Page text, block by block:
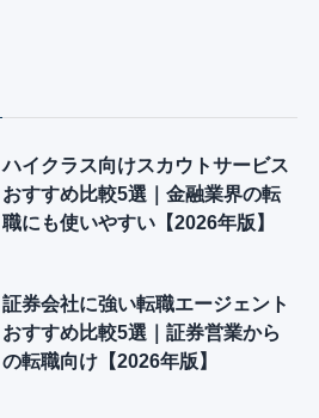
ハイクラス向けスカウトサービス
おすすめ比較5選｜金融業界の転
職にも使いやすい【2026年版】
証券会社に強い転職エージェント
おすすめ比較5選｜証券営業から
の転職向け【2026年版】